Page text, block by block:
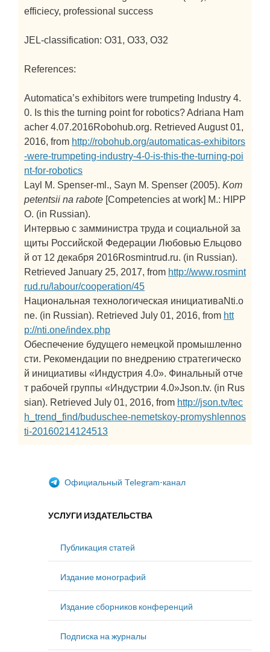
efficiecy, professional success
JEL-classification: O31, O33, O32
References:
Automatica’s exhibitors were trumpeting Industry 4.
0. Is this the turning point for robotics? Adriana Ham
acher 4.07.2016Robohub.org. Retrieved August 01,
2016, from http://robohub.org/automaticas-exhibitors
-were-trumpeting-industry-4-0-is-this-the-turning-poi
nt-for-robotics
Layl M. Spenser-ml., Sayn M. Spenser (2005). Kom
petentsii na rabote [Competencies at work] M.: HIPP
O. (in Russian).
Интервью с замминистра труда и социальной за
щиты Российской Федерации Любовью Ельцово
й от 12 декабря 2016Rosmintrud.ru. (in Russian).
Retrieved January 25, 2017, from http://www.rosmint
rud.ru/labour/cooperation/45
Национальная технологическая инициативаNti.o
ne. (in Russian). Retrieved July 01, 2016, from htt
p://nti.one/index.php
Обеспечение будущего немецкой промышленно
сти. Рекомендации по внедрению стратегическо
й инициативы «Индустрия 4.0». Финальный отче
т рабочей группы «Индустрии 4.0»Json.tv. (in Rus
sian). Retrieved July 01, 2016, from http://json.tv/tec
h_trend_find/buduschee-nemetskoy-promyshlennos
ti-20160214124513
Официальный Telegram-канал
УСЛУГИ ИЗДАТЕЛЬСТВА
Публикация статей
Издание монографий
Издание сборников конференций
Подписка на журналы